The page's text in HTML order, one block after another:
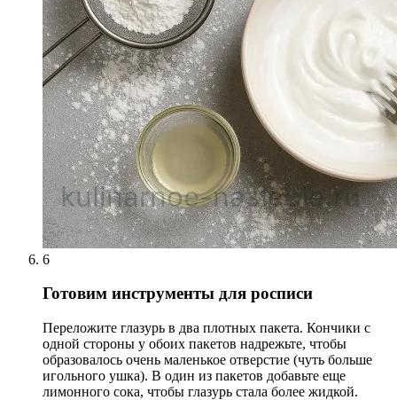
6
Готовим инструменты для росписи
Переложите глазурь в два плотных пакета. Кончики с
одной стороны у обоих пакетов надрежьте, чтобы
образовалось очень маленькое отверстие (чуть больше
игольного ушка). В один из пакетов добавьте еще
лимонного сока, чтобы глазурь стала более жидкой.